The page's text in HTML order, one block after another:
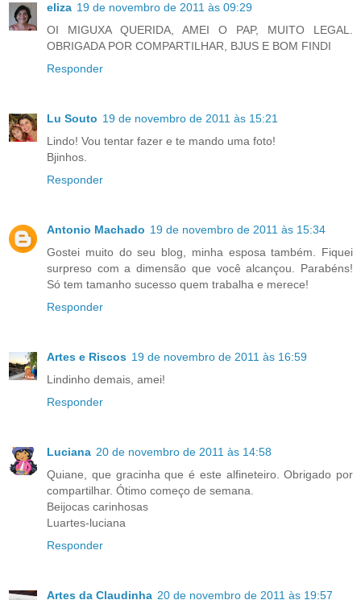
eliza 19 de novembro de 2011 às 09:29
OI MIGUXA QUERIDA, AMEI O PAP, MUITO LEGAL.
OBRIGADA POR COMPARTILHAR, BJUS E BOM FINDI
Responder
Lu Souto 19 de novembro de 2011 às 15:21
Lindo! Vou tentar fazer e te mando uma foto!
Bjinhos.
Responder
Antonio Machado 19 de novembro de 2011 às 15:34
Gostei muito do seu blog, minha esposa também. Fiquei
surpreso com a dimensão que você alcançou. Parabéns!
Só tem tamanho sucesso quem trabalha e merece!
Responder
Artes e Riscos 19 de novembro de 2011 às 16:59
Lindinho demais, amei!
Responder
Luciana 20 de novembro de 2011 às 14:58
Quiane, que gracinha que é este alfineteiro. Obrigado por
compartilhar. Ótimo começo de semana.
Beijocas carinhosas
Luartes-luciana
Responder
Artes da Claudinha 20 de novembro de 2011 às 19:57